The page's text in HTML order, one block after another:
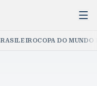
COPA DO